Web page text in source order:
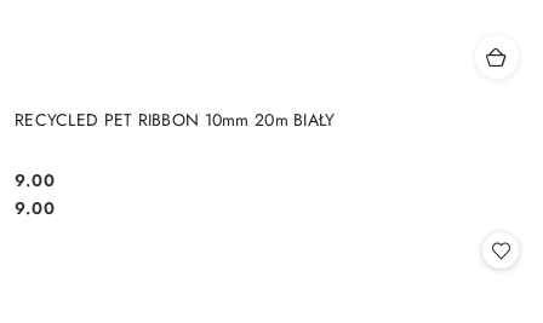
RECYCLED PET RIBBON 10mm 20m BIAŁY
Cena:
9.00
Cena:
9.00